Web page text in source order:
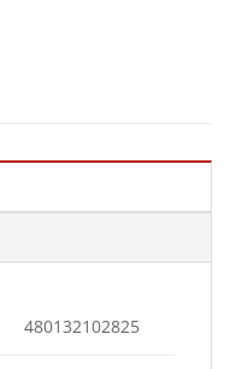
480132102825